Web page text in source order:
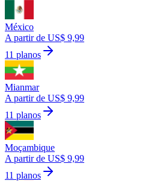
México
A partir de US$ 9,99
11 planos
Mianmar
A partir de US$ 9,99
11 planos
Moçambique
A partir de US$ 9,99
11 planos